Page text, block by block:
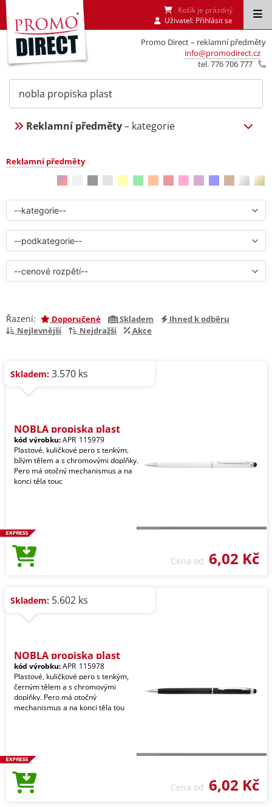
Promo Direct – reklamní předměty
info@promodirect.cz
tel. 776 706 777
Košík je prázdný
Uživatel: Přihlásit se
Reklamní předměty– kategorie
Reklamní předměty
Řazení: Doporučené Skladem
Ihned k odběru
Nejlevnější
Nejdražší Akce
Skladem: 3.570 ks
NOBLA propiska plast
kód výrobku:APR_115979
Plastové, kuličkové pero s tenkým,
bílým tělem a s chromovými doplňky.
Pero má otočný mechanismus a na
konci těla touc
Cena od 6,02 Kč
Skladem: 5.602 ks
NOBLA propiska plast
kód výrobku:APR_115978
Plastové, kuličkové pero s tenkým,
černým tělem a s chromovými
doplňky. Pero má otočný
mechanismus a na konci těla tou
Cena od 6,02 Kč